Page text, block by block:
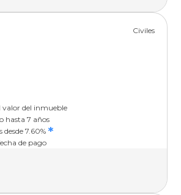
Civiles
valor del inmueble
hasta 7 años
desde 7.60% *
de pago